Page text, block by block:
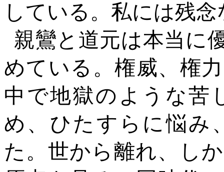
している。私には残
親鸞と道元は本当に
めている。権威、権
中で地獄のような苦
め、ひたすらに悩み
た。世から離れ、し